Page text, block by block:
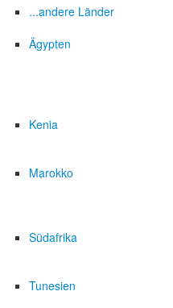
...andere Länder
Ägypten
Kenia
Marokko
Südafrika
Tunesien